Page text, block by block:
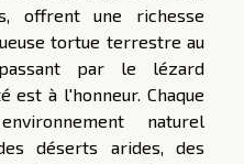
offrent une richesse
tortue terrestre au
par le lézard
est à l'honneur. Chaque
naturel
déserts arides, des